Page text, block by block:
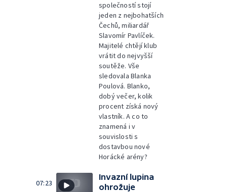
společností stojí
jeden z nejbohatších
Čechů, miliardář
Slavomír Pavlíček.
Majitelé chtějí klub
vrátit do nejvyšší
soutěže. Vše
sledovala Blanka
Poulová. Blanko,
dobý večer, kolik
procent získá nový
vlastník. A co to
znamená i v
souvislosti s
dostavbou nové
Horácké arény?
07:23
Invazní lupina
ohrožuje